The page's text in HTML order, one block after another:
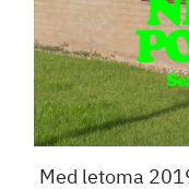
Med letoma